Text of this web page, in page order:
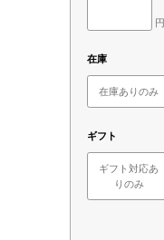
円
在庫
在庫ありのみ
ギフト
ギフト対応あ
りのみ